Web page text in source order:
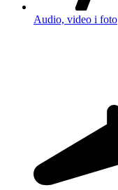
Audio, video i foto